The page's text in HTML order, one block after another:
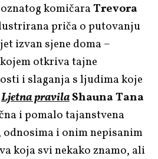
komičaraTrevora
priča o putovanju
izvan sjene doma –
otkriva tajne
i slaganja s ljudima koje
Ljetna pravilaShauna Tana
i pomalo tajanstvena
i onim nepisanim
koja svi nekako znamo, ali